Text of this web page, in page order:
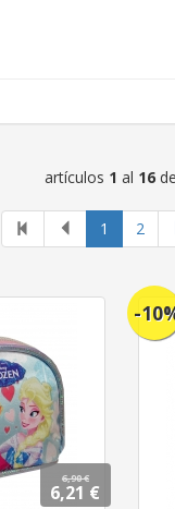
artículos 1 al 16 de
1 página
actual
2
6,90 €
6,21 €
-